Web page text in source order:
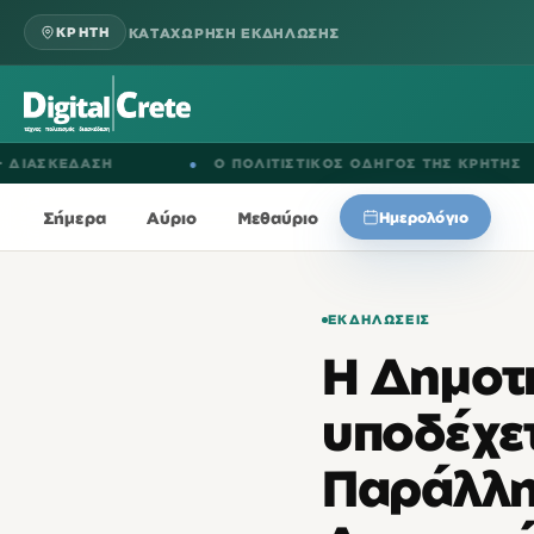
ΚΡΗΤΗ ΚΑΤΑΧΩΡΗΣΗ ΕΚΔΗΛΩΣΗΣ
Ο ΠΟΛΙΤΙΣΤΙΚΟΣ ΟΔΗΓΟΣ ΤΗΣ ΚΡΗΤΗΣ
Σήμερα Αύριο Μεθαύριο Ημερολόγιο
ΕΚΔΗΛΏΣΕΙΣ
H